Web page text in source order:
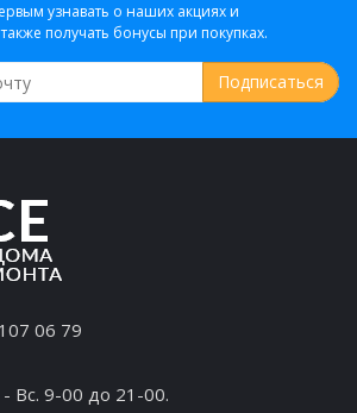
узнавать о наших акциях и
получать бонусы при покупках.
06 79
Вс. 9-00 до 21-00.